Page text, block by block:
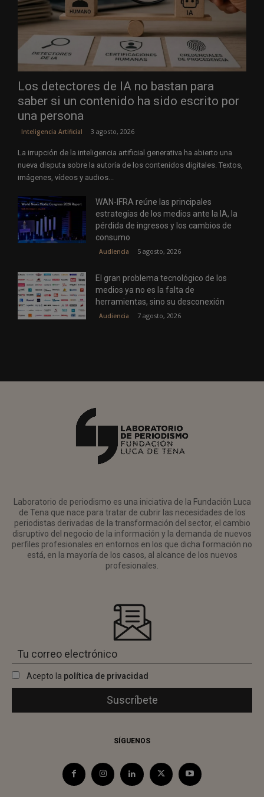
Los detectores de IA no bastan para
saber si un contenido ha sido escrito por
una persona
Inteligencia Artificial 3 agosto, 2026
La irrupción de la inteligencia artificial generativa ha abierto una
nueva disputa sobre la autoría de los contenidos digitales. Textos,
imágenes, vídeos y audios...
WAN-IFRA reúne las principales
estrategias de los medios ante la IA, la
pérdida de ingresos y los cambios de
consumo
Audiencia 5 agosto, 2026
El gran problema tecnológico de los
medios ya no es la falta de
herramientas, sino su desconexión
Audiencia 7 agosto, 2026
Laboratorio de periodismo es una iniciativa de la Fundación Luca
de Tena que nace para tratar de cubrir las necesidades de los
periodistas derivadas de la transformación del sector, el cambio
disruptivo del negocio de la información y la demanda de nuevos
perfiles profesionales en entornos en los que dicha formación no
está, en la mayoría de los casos, al alcance de los nuevos
profesionales.
Acepto la política de privacidad
SÍGUENOS